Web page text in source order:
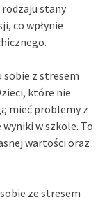
stany
co wpłynie
sobie z stresem
które nie
mieć problemy z
w szkole. To
wartości oraz
ze stresem